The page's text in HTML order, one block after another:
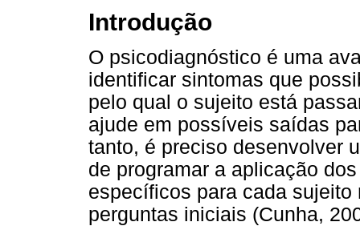
Introdução
O psicodiagnóstico é uma
identificar sintomas que
pelo qual o sujeito está
ajude em possíveis saídas
tanto, é preciso desenvolver
de programar a aplicação
específicos para cada
perguntas iniciais (Cunha,